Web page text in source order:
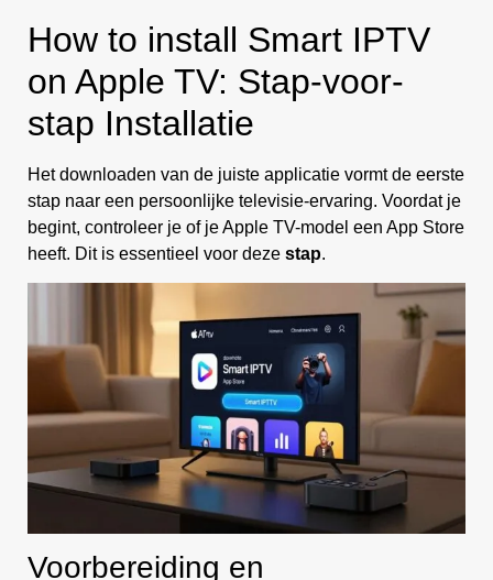
How to install Smart IPTV
on Apple TV: Stap-voor-
stap Installatie
Het downloaden van de juiste applicatie vormt de eerste
stap naar een persoonlijke televisie-ervaring. Voordat je
begint, controleer je of je Apple TV-model een App Store
heeft. Dit is essentieel voor deze stap.
Voorbereiding en